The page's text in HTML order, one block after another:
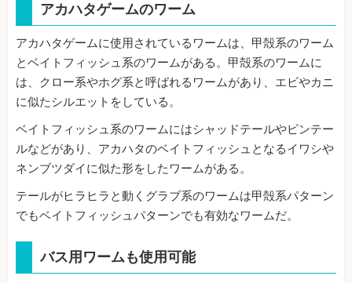
アカハタゲームのワーム
アカハタゲームに使用されているワームは、甲殻系のワーム
とベイトフィッシュ系のワームがある。甲殻系のワームに
は、クロー系やホグ系と呼ばれるワームがあり、エビやカニ
に似たシルエットをしている。
ベイトフィッシュ系のワームにはシャッドテールやピンテー
ルなどがあり、アカハタのベイトフィッシュとなるイワシや
ネンブツダイに似た形をしたワームがある。
テールがヒラヒラと動くグラブ系のワームは甲殻系パターン
でもベイトフィッシュパターンでも有効なワームだ。
バス用ワームも使用可能